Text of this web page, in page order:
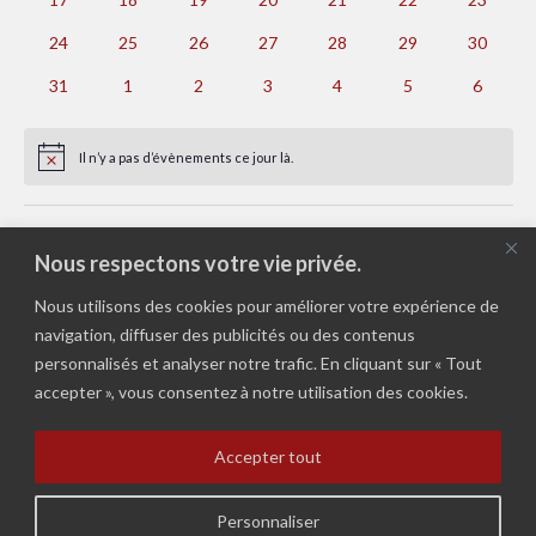
Nous respectons votre vie privée.
Nous utilisons des cookies pour améliorer votre expérience de
navigation, diffuser des publicités ou des contenus
personnalisés et analyser notre trafic. En cliquant sur « Tout
accepter », vous consentez à notre utilisation des cookies.
Personnaliser
Accepter tout
vues
0
24
0
25
0
26
0
27
0
28
0
29
0
30
0
31
01
0
2
0
3
0
4
0
5
0
6
Notice Il n’y a pas d’évènements ce jour là.
S’abonner au calendrier
Politique de Confidencialité